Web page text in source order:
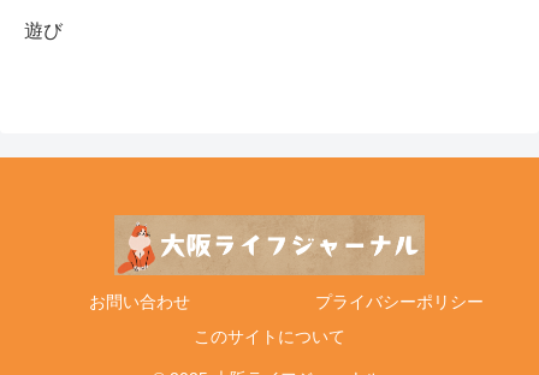
遊び
お問い合わせ
プライバシーポリシー
このサイトについて